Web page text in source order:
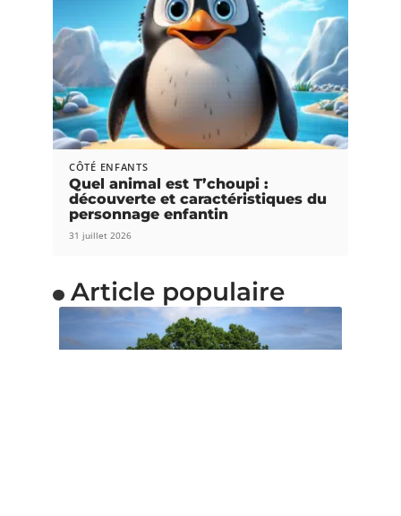
CÔTÉ ENFANTS
Quel animal est T’choupi :
découverte et caractéristiques du
personnage enfantin
31 juillet 2026
Article populaire